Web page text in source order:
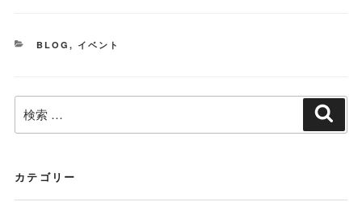
カ
BLOG, イベント
検
索:
カテゴリー